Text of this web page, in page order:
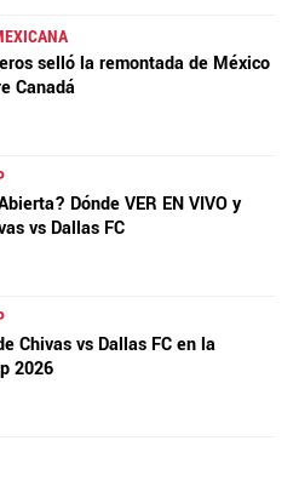
selló la remontada de México
Canadá
Dónde VER EN VIVO y
vs Dallas FC
Chivas vs Dallas FC en la
2026